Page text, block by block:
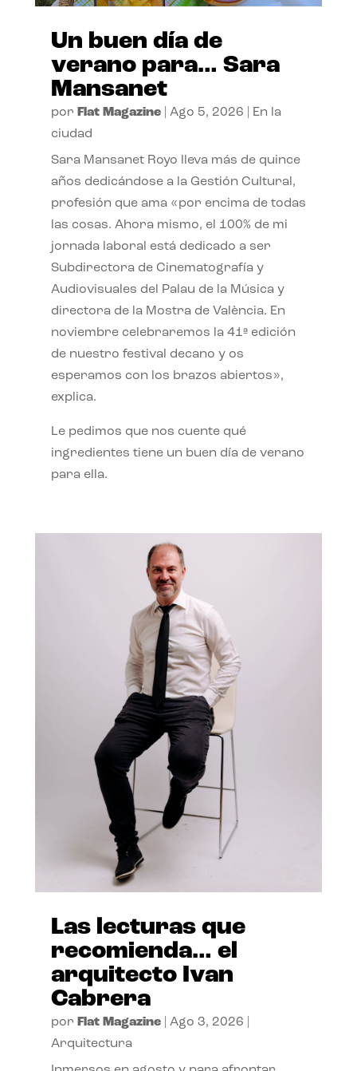
Un buen día de
verano para… Sara
Mansanet
por Flat Magazine| Ago 5, 2026
En la
ciudad
Sara Mansanet Royo lleva más de quince
años dedicándose a la Gestión Cultural,
profesión que ama «por encima de todas
las cosas. Ahora mismo, el 100% de mi
jornada laboral está dedicado a ser
Subdirectora de Cinematografía y
Audiovisuales del Palau de la Música y
directora de la Mostra de València. En
noviembre celebraremos la 41ª edición
de nuestro festival decano y os
esperamos con los brazos abiertos»,
explica.
Le pedimos que nos cuente qué
ingredientes tiene un buen día de verano
para ella.
Las lecturas que
recomienda… el
arquitecto Ivan
Cabrera
por Flat Magazine| Ago 3, 2026
Arquitectura